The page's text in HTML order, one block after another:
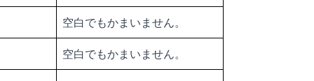
空白でもかまいません。
空白でもかまいません。